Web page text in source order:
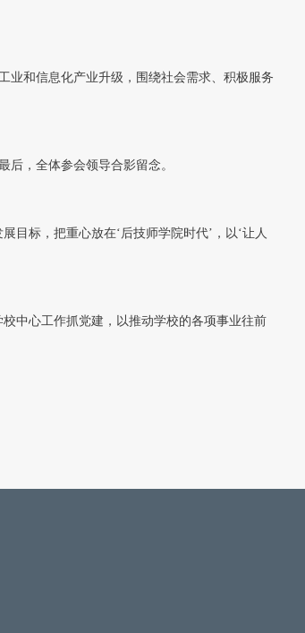
业和信息化产业升级，围绕社会需求、积极服务
，全体参会领导合影留念。
目标，把重心放在‘后技师学院时代’，以‘让人
中心工作抓党建，以推动学校的各项事业往前